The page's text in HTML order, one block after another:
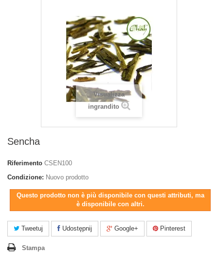
Visualizza
ingrandito
Sencha
Riferimento CSEN100
Condizione: Nuovo prodotto
Questo prodotto non è più disponibile con questi attributi, ma
è disponibile con altri.
Tweetuj Udostępnij Google+ Pinterest
Stampa